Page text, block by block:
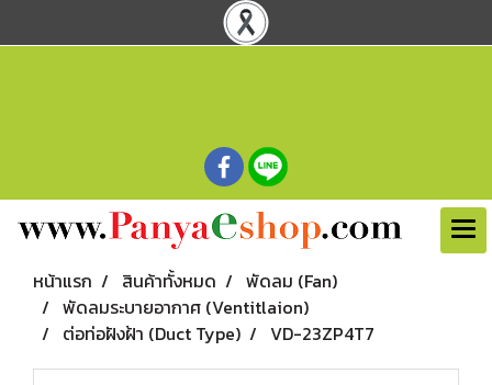
หน้าแรก สินค้าทั้งหมด
พัดลม (Fan)
พัดลมระบายอากาศ (Ventitlaion)
ต่อท่อฝังฝ้า (Duct Type)
VD-23ZP4T7